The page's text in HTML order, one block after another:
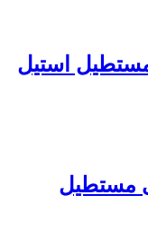
استیل
مستطیل